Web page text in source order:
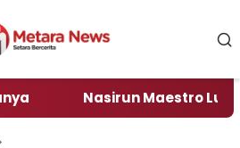
‎Nasirun Maestro Lukis